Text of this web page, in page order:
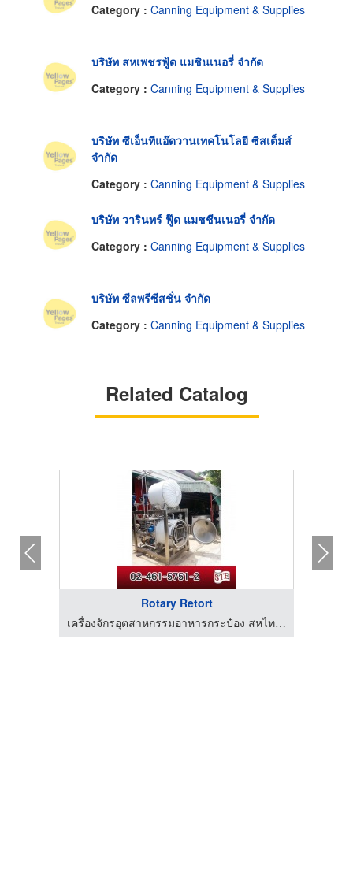
Category : Canning Equipment & Supplies
บริษัท สหเพชรฟู้ด แมชินเนอรี่ จำกัด
Category : Canning Equipment & Supplies
บริษัท ซีเอ็นทีแอ๊ดวานเทคโนโลยี ซิสเต็มส์
จำกัด
Category : Canning Equipment & Supplies
บริษัท วารินทร์ ฟู๊ด แมชชีนเนอรี่ จำกัด
Category : Canning Equipment & Supplies
บริษัท ซีลพรีซีสชั่น จำกัด
Category : Canning Equipment & Supplies
Related Catalog
Rotary Retort
เครื่องจักรอุตสาหกรรมอาหารกระป๋อง สหไทยเอ็นจิเนียริ่ง